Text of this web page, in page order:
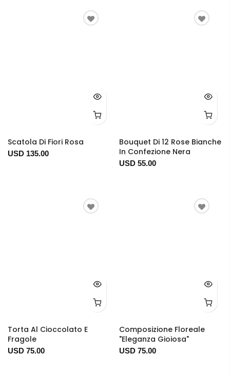
Scatola Di Fiori Rosa
USD 135.00
Bouquet Di 12 Rose Bianche
In Confezione Nera
USD 55.00
Torta Al Cioccolato E
Fragole
USD 75.00
Composizione Floreale
"Eleganza Gioiosa"
USD 75.00